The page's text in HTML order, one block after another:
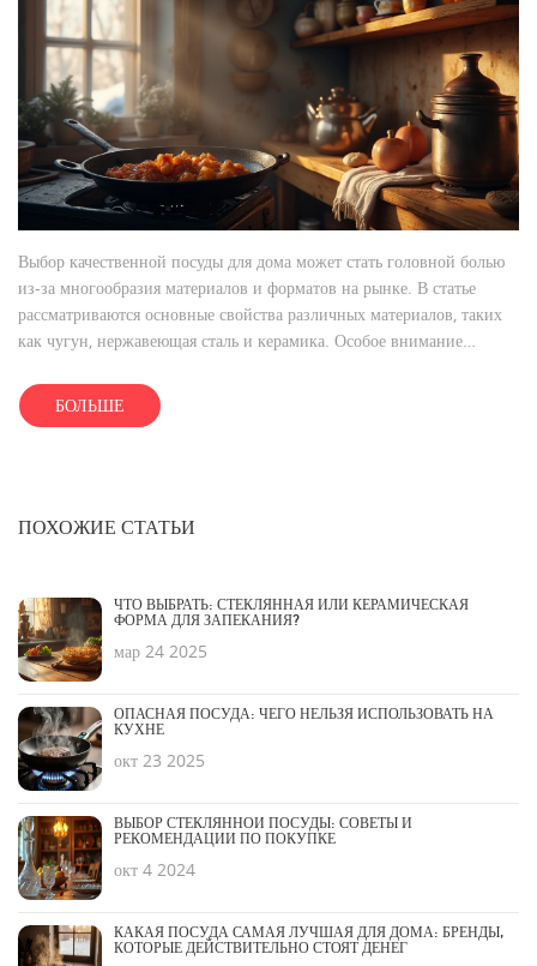
Выбор качественной посуды для дома может стать головной болью
из-за многообразия материалов и форматов на рынке. В статье
рассматриваются основные свойства различных материалов, таких
как чугун, нержавеющая сталь и керамика. Особое внимание
долговечности. Включены практические советы по уходу за
посудой, чтобы она служила вам долгие годы. Следуя простым
БОЛЬШЕ
ПОХОЖИЕ СТАТЬИ
ЧТО ВЫБРАТЬ: СТЕКЛЯННАЯ ИЛИ КЕРАМИЧЕСКАЯ
ФОРМА ДЛЯ ЗАПЕКАНИЯ?
мар 24 2025
ОПАСНАЯ ПОСУДА: ЧЕГО НЕЛЬЗЯ ИСПОЛЬЗОВАТЬ НА
КУХНЕ
окт 23 2025
ВЫБОР СТЕКЛЯННОЙ ПОСУДЫ: СОВЕТЫ И
РЕКОМЕНДАЦИИ ПО ПОКУПКЕ
окт 4 2024
КАКАЯ ПОСУДА САМАЯ ЛУЧШАЯ ДЛЯ ДОМА: БРЕНДЫ,
КОТОРЫЕ ДЕЙСТВИТЕЛЬНО СТОЯТ ДЕНЕГ